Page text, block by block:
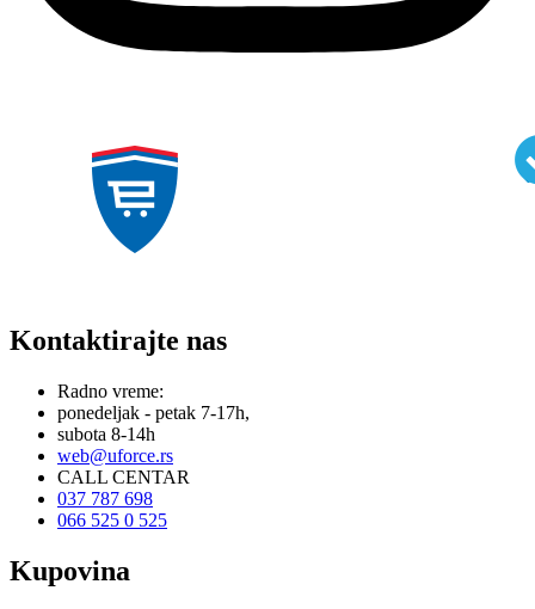
Kontaktirajte nas
Radno vreme:
ponedeljak - petak 7-17h,
subota 8-14h
web@uforce.rs
CALL CENTAR
037 787 698
066 525 0 525
Kupovina